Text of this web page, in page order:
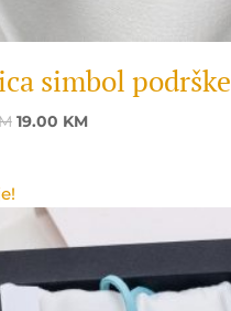
simbol podrške
Original
19.00 KMCurrent